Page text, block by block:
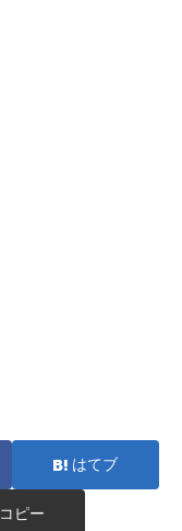
はてブ
コピー